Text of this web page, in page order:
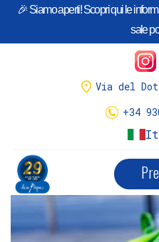
¡Llego la temporada
Tenemos variedad
Menús calçots y
🎉 Siamo aperti! Scopri qui le
sale
Via del
+34